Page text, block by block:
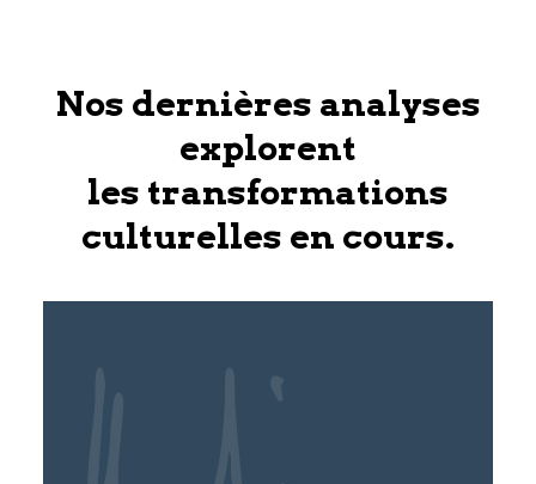
Nos dernières analyses
explorent
les transformations
culturelles en cours.